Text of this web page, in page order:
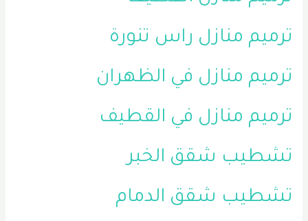
ترميم منازل راس تنورة
ترميم منازل في الظهران
ترميم منازل في القطيف
تشطيب شقق الخبر
تشطيب شقق الدمام